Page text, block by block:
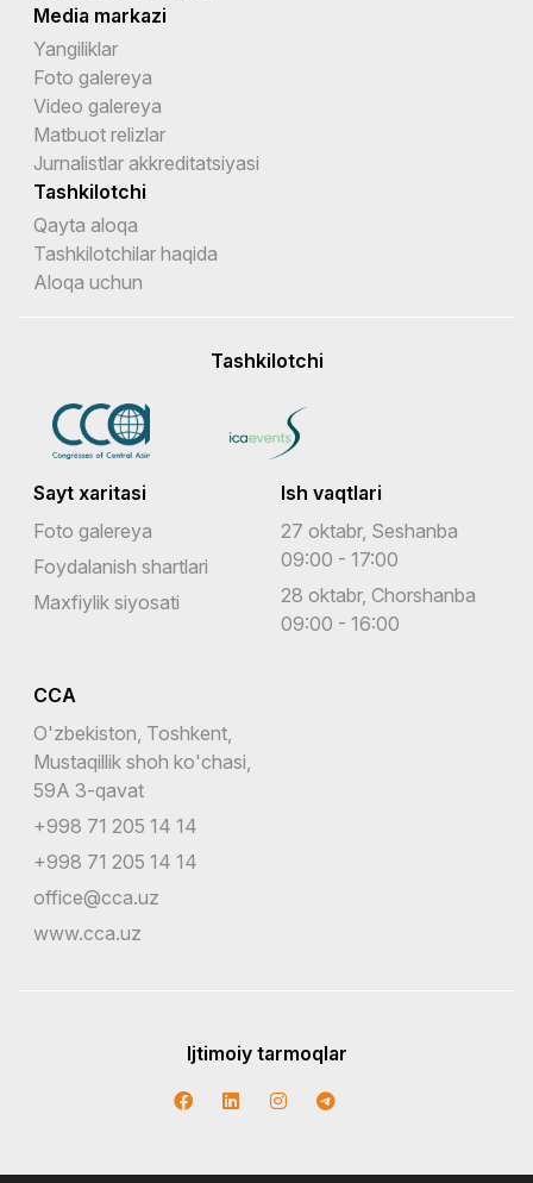
Media markazi
Yangiliklar
Foto galereya
Video galereya
Matbuot relizlar
Jurnalistlar akkreditatsiyasi
Tashkilotchi
Qayta aloqa
Tashkilotchilar haqida
Aloqa uchun
Tashkilotchi
Sayt xaritasi
Foto galereya
Foydalanish shartlari
Maxfiylik siyosati
Ish vaqtlari
27 oktabr, Seshanba
09:00 - 17:00
28 oktabr, Chorshanba
09:00 - 16:00
CCA
O'zbekiston, Toshkent,
Mustaqillik shoh ko'chasi,
59A 3-qavat
+998 71 205 14 14
+998 71 205 14 14
office@cca.uz
www.cca.uz
Ijtimoiy tarmoqlar